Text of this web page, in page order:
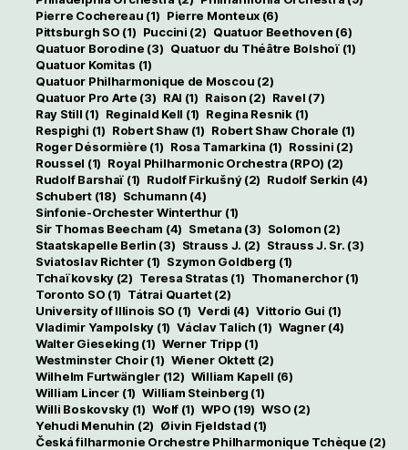
Pierre Cochereau (1) Pierre Monteux (6)
Pittsburgh SO (1) Puccini (2) Quatuor Beethoven (6)
Quatuor Borodine (3) Quatuor du Théâtre Bolshoï(1)
Quatuor Komitas (1)
Quatuor Philharmonique de Moscou (2)
Quatuor Pro Arte (3) RAI (1) Raison (2) Ravel (7)
Ray Still (1) Reginald Kell (1) Regina Resnik(1)
Respighi (1) Robert Shaw(1) Robert Shaw Chorale (1)
Roger Désormière (1) Rosa Tamarkina (1) Rossini (2)
Roussel (1) Royal Philharmonic Orchestra (RPO) (2)
Rudolf Barshaï (1) Rudolf Firkušný(2) Rudolf Serkin (4)
Schubert(18) Schumann (4)
Sinfonie-Orchester Winterthur (1)
Sir Thomas Beecham (4) Smetana (3) Solomon (2)
Staatskapelle Berlin (3) Strauss J. (2) Strauss J. Sr. (3)
Sviatoslav Richter (1) Szymon Goldberg (1)
Tchaïkovsky(2) Teresa Stratas (1) Thomanerchor(1)
Toronto SO (1) Tátrai Quartet(2)
University of Illinois SO (1) Verdi (4) Vittorio Gui (1)
Vladimir Yampolsky (1) Václav Talich (1) Wagner(4)
Walter Gieseking (1) Werner Tripp (1)
Westminster Choir(1) Wiener Oktett (2)
Wilhelm Furtwängler(12) William Kapell (6)
William Lincer (1) William Steinberg (1)
Willi Boskovsky(1) Wolf(1) WPO (19) WSO (2)
Yehudi Menuhin (2) Øivin Fjeldstad (1)
Česká filharmonie Orchestre Philharmonique Tchèque (2)